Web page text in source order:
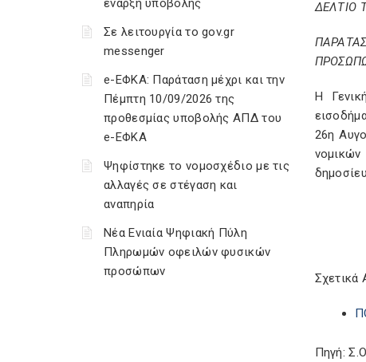
έναρξη υποβολής
Σε λειτουργία το gov.gr
messenger
e-ΕΦΚΑ: Παράταση μέχρι και την
Πέμπτη 10/09/2026 της
προθεσμίας υποβολής ΑΠΔ του
e-ΕΦΚΑ
Ψηφίστηκε το νομοσχέδιο με τις
αλλαγές σε στέγαση και
αναπηρία
Νέα Ενιαία Ψηφιακή Πύλη
Πληρωμών οφειλών φυσικών
προσώπων
ΔΕΛΤΙΟ
Η
26η
Σχετικά
Πηγή: